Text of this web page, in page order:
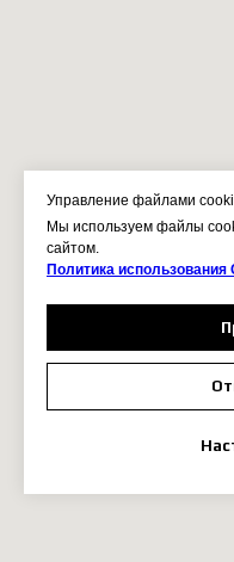
Управление файлами
Мы используем файлы
сайтом.
Политика